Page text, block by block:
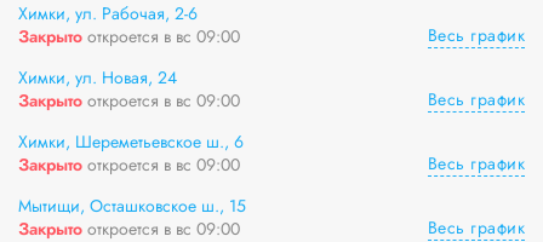
Химки, ул. Рабочая, 2-6
Закрыто откроется в вс 09:00
Весь график
Химки, ул. Новая, 24
Закрыто откроется в вс 09:00
Весь график
Химки, Шереметьевское ш., 6
Закрыто откроется в вс 09:00
Весь график
Мытищи, Осташковское ш., 15
Закрыто откроется в вс 09:00
Весь график